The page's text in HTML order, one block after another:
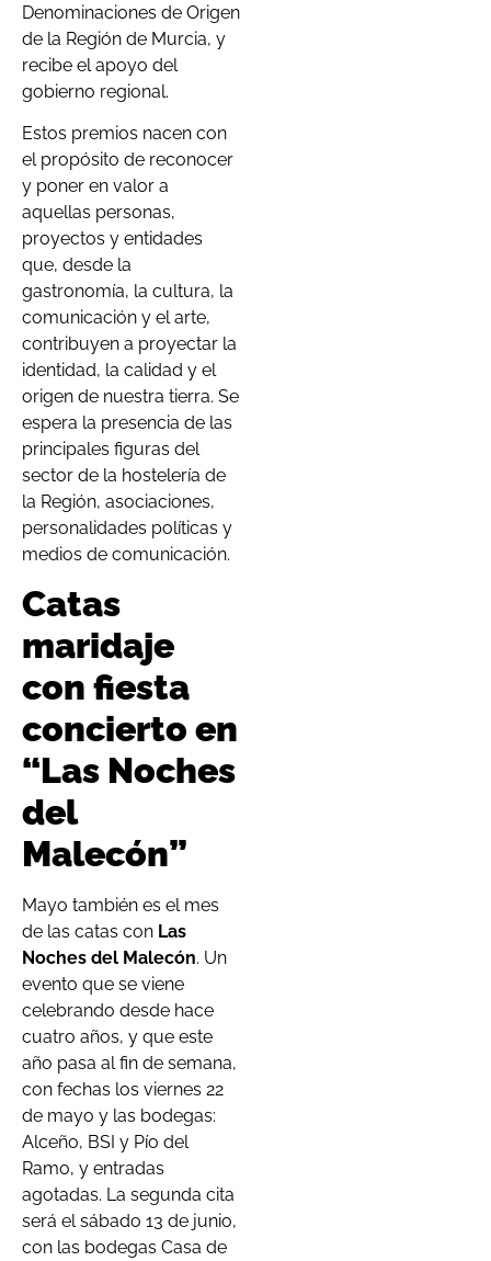
Denominaciones de Origen
de la Región de Murcia, y
recibe el apoyo del
gobierno regional.
Estos premios nacen con
el propósito de reconocer
y poner en valor a
aquellas personas,
proyectos y entidades
que, desde la
gastronomía, la cultura, la
comunicación y el arte,
contribuyen a proyectar la
identidad, la calidad y el
origen de nuestra tierra. Se
espera la presencia de las
principales figuras del
sector de la hostelería de
la Región, asociaciones,
personalidades políticas y
medios de comunicación.
Catas
maridaje
con fiesta
concierto en
“Las Noches
del
Malecón”
Mayo también es el mes
de las catas con Las
Noches del Malecón. Un
evento que se viene
celebrando desde hace
cuatro años, y que este
año pasa al fin de semana,
con fechas los viernes 22
de mayo y las bodegas:
Alceño, BSI y Pío del
Ramo, y entradas
agotadas. La segunda cita
será el sábado 13 de junio,
con las bodegas Casa de